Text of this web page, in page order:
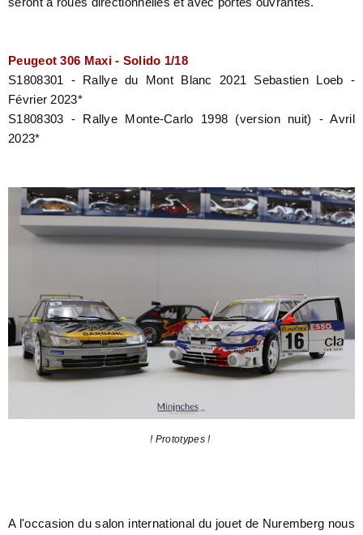
Peugeot 306 Maxi - Solido 1/18
S1808301 - Rallye du Mont Blanc 2021 Sebastien Loeb -
Février 2023*
S1808303 - Rallye Monte-Carlo 1998 (version nuit) - Avril
2023*
! Prototypes !
A l'occasion du salon international du jouet de Nuremberg nous